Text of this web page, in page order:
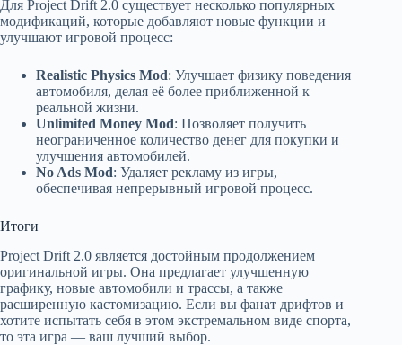
Для Project Drift 2.0 существует несколько популярных
модификаций, которые добавляют новые функции и
улучшают игровой процесс:
Realistic Physics Mod: Улучшает физику поведения
автомобиля, делая её более приближенной к
реальной жизни.
Unlimited Money Mod: Позволяет получить
неограниченное количество денег для покупки и
улучшения автомобилей.
No Ads Mod: Удаляет рекламу из игры,
обеспечивая непрерывный игровой процесс.
Итоги
Project Drift 2.0 является достойным продолжением
оригинальной игры. Она предлагает улучшенную
графику, новые автомобили и трассы, а также
расширенную кастомизацию. Если вы фанат дрифтов и
хотите испытать себя в этом экстремальном виде спорта,
то эта игра — ваш лучший выбор.